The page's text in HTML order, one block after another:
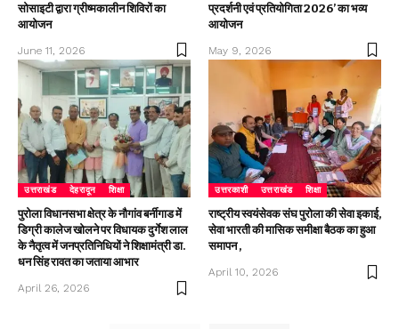
सोसाइटी द्वारा ग्रीष्मकालीन शिविरों का
आयोजन
June 11, 2026
प्रदर्शनी एवं प्रतियोगिता 2026’ का भव्य
आयोजन
May 9, 2026
उत्तराखंड देहरादून शिक्षा
पुरोला विधानसभा क्षेत्र के नौगांव बर्नीगाड में
डिग्री कालेज खोलने पर विधायक दुर्गेश लाल
के नैतृत्व में जनप्रतिनिधियों ने शिक्षामंत्री डा.
धन सिंह रावत का जताया आभार
April 26, 2026
उत्तरकाशी उत्तराखंड शिक्षा
राष्ट्रीय स्वयंसेवक संघ पुरोला की सेवा इकाई,
सेवा भारती की मासिक समीक्षा बैठक का हुआ
समापन ,
April 10, 2026